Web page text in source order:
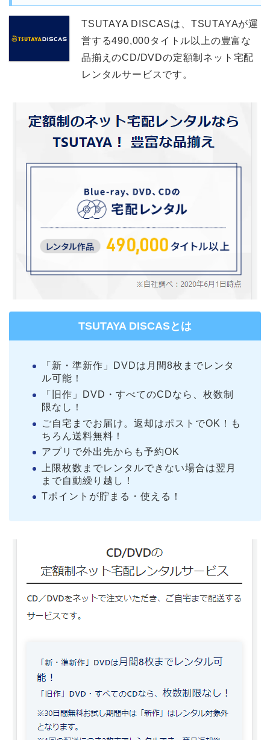
TSUTAYA DISCASは、TSUTAYAが運
営する490,000タイトル以上の豊富な
品揃えのCD/DVDの定額制ネット宅配
レンタルサービスです。
TSUTAYA DISCASとは
「新・準新作」DVDは月間8枚までレンタ
ル可能！
「旧作」DVD・すべてのCDなら、枚数制
限なし！
ご自宅までお届け。返却はポストでOK！も
ちろん送料無料！
アプリで外出先からも予約OK
上限枚数までレンタルできない場合は翌月
まで自動繰り越し！
Tポイントが貯まる・使える！